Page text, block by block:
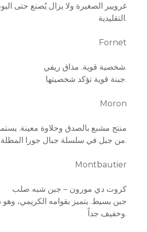
غرويير الصغيرة ولا يزال يُصنع حتى
التقليدية.
Fornet
شخصية قوية. مذاق ريفي.
جبنة قوية تؤكد شخصيتها.
Moron
منتج مشبع بالصدق وحلاوة معينة.
من جبل في سلسلة جبال جورا المطلة على مضيق لا كور.
Montbautier
كروت دي مورون – جبن شبه صلب
جبن بسيط. يتميز بقوامه الكريمي، وهو
وخفيف جداً.